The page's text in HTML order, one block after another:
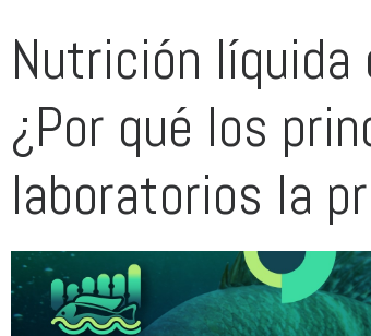
Nutrición líquida
¿Por qué los
laboratorios la